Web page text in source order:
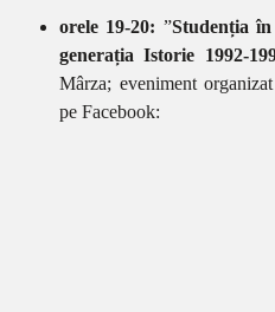
orele 19-20: ”Studenția
generația Istorie 1992-
Mârza; eveniment
pe Facebook: